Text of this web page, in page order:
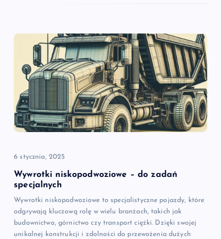
6 stycznia, 2025
Wywrotki niskopodwoziowe – do zadań
specjalnych
Wywrotki niskopodwoziowe to specjalistyczne pojazdy, które
odgrywają kluczową rolę w wielu branżach, takich jak
budownictwo, górnictwo czy transport ciężki. Dzięki swojej
unikalnej konstrukcji i zdolności do przewożenia dużych